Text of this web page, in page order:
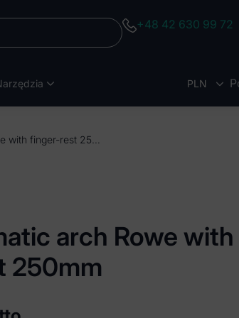
+48 42 630 99 72
PLN
arch Rowe with
250mm